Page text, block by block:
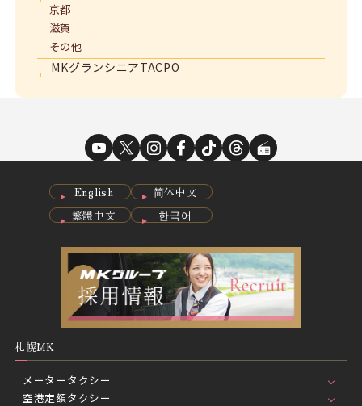
京都
滋賀
その他
MKグランシニアTACPO
English
简体中文
繁體中文
한국어
札幌MK
メータータクシー
空港定額タクシー